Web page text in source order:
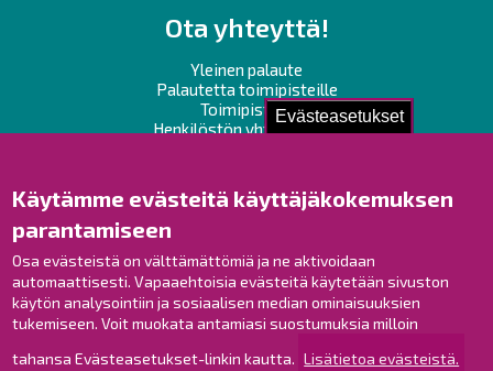
Evästeasetukset
Käytämme evästeitä käyttäjäkokemuksen
parantamiseen
Osa evästeistä on välttämättömiä ja ne aktivoidaan
automaattisesti. Vapaaehtoisia evästeitä käytetään sivuston
käytön analysointiin ja sosiaalisen median ominaisuuksien
tukemiseen. Voit muokata antamiasi suostumuksia milloin
tahansa Evästeasetukset-linkin kautta. Lisätietoa evästeistä.
Ota yhteyttä!
Yleinen palaute
Palautetta toimipisteille
Toimipisteet
Henkilöstön yhteystiedot
Raahe Facebookissa
Raahe Instagramissa
Raahe LinkedInissä
Raahe YouTubessa